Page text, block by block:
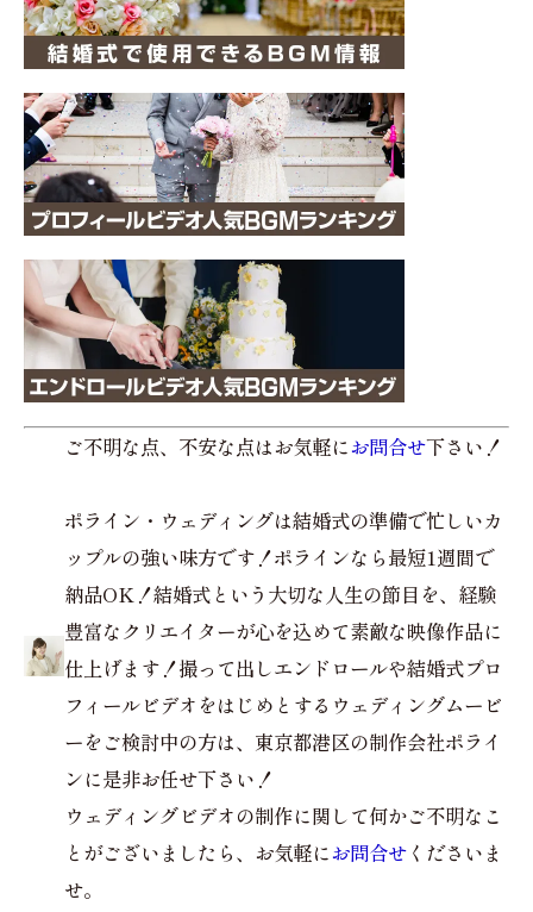
ご不明な点、不安な点はお気軽にお問合せ下さい！
ポライン・ウェディングは結婚式の準備で忙しいカ
ップルの強い味方です！ポラインなら最短1週間で
納品OK！結婚式という大切な人生の節目を、経験
豊富なクリエイターが心を込めて素敵な映像作品に
仕上げます！撮って出しエンドロールや結婚式プロ
フィールビデオをはじめとするウェディングムービ
ーをご検討中の方は、東京都港区の制作会社ポライ
ンに是非お任せ下さい！
ウェディングビデオの制作に関して何かご不明なこ
とがございましたら、お気軽にお問合せ くださいま
せ。